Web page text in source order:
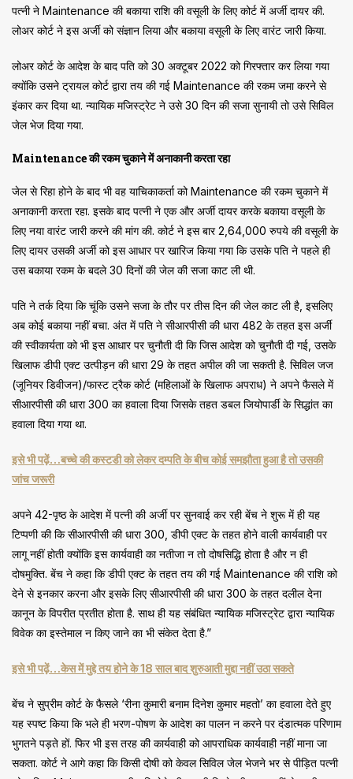
पत्नी ने Maintenance की बकाया राशि की वसूली के लिए कोर्ट में अर्जी दायर की.
लोअर कोर्ट ने इस अर्जी को संज्ञान लिया और बकाया वसूली के लिए वारंट जारी किया.
लोअर कोर्ट के आदेश के बाद पति को 30 अक्टूबर 2022 को गिरफ्तार कर लिया गया
क्योंकि उसने ट्रायल कोर्ट द्वारा तय की गई Maintenance की रकम जमा करने से
इंकार कर दिया था. न्यायिक मजिस्ट्रेट ने उसे 30 दिन की सजा सुनायी तो उसे सिविल
जेल भेज दिया गया.
Maintenance की रकम चुकाने में अनाकानी करता रहा
जेल से रिहा होने के बाद भी वह याचिकाकर्ता को Maintenance की रकम चुकाने में
अनाकानी करता रहा. इसके बाद पत्नी ने एक और अर्जी दायर करके बकाया वसूली के
लिए नया वारंट जारी करने की मांग की. कोर्ट ने इस बार 2,64,000 रुपये की वसूली के
लिए दायर उसकी अर्जी को इस आधार पर खारिज किया गया कि उसके पति ने पहले ही
उस बकाया रकम के बदले 30 दिनों की जेल की सजा काट ली थी.
पति ने तर्क दिया कि चूंकि उसने सजा के तौर पर तीस दिन की जेल काट ली है, इसलिए
अब कोई बकाया नहीं बचा. अंत में पति ने सीआरपीसी की धारा 482 के तहत इस अर्जी
की स्वीकार्यता को भी इस आधार पर चुनौती दी कि जिस आदेश को चुनौती दी गई, उसके
खिलाफ डीपी एक्ट उत्पीड़न की धारा 29 के तहत अपील की जा सकती है. सिविल जज
(जूनियर डिवीजन)/फास्ट ट्रैक कोर्ट (महिलाओं के खिलाफ अपराध) ने अपने फैसले में
सीआरपीसी की धारा 300 का हवाला दिया जिसके तहत डबल जियोपार्डी के सिद्धांत का
हवाला दिया गया था.
इसे भी पढ़ें…बच्चे की कस्टडी को लेकर दम्पति के बीच कोई समझौता हुआ है तो उसकी
जांच जरूरी
अपने 42-पृष्ठ के आदेश में पत्नी की अर्जी पर सुनवाई कर रही बेंच ने शुरू में ही यह
टिप्पणी की कि सीआरपीसी की धारा 300, डीपी एक्ट के तहत होने वाली कार्यवाही पर
लागू नहीं होती क्योंकि इस कार्यवाही का नतीजा न तो दोषसिद्धि होता है और न ही
दोषमुक्ति. बेंच ने कहा कि डीपी एक्ट के तहत तय की गई Maintenance की राशि को
देने से इनकार करना और इसके लिए सीआरपीसी की धारा 300 के तहत दलील देना
कानून के विपरीत प्रतीत होता है. साथ ही यह संबंधित न्यायिक मजिस्ट्रेट द्वारा न्यायिक
विवेक का इस्तेमाल न किए जाने का भी संकेत देता है.”
इसे भी पढ़ें…केस में मुद्दे तय होने के 18 साल बाद शुरुआती मुद्दा नहीं उठा सकते
बेंच ने सुप्रीम कोर्ट के फैसले ‘रीना कुमारी बनाम दिनेश कुमार महतो’ का हवाला देते हुए
यह स्पष्ट किया कि भले ही भरण-पोषण के आदेश का पालन न करने पर दंडात्मक परिणाम
भुगतने पड़ते हों. फिर भी इस तरह की कार्यवाही को आपराधिक कार्यवाही नहीं माना जा
सकता. कोर्ट ने आगे कहा कि किसी दोषी को केवल सिविल जेल भेजने भर से पीड़ित पत्नी